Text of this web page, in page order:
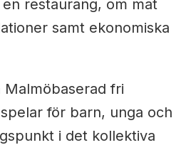
restaurang, om mat
samt ekonomiska
Malmöbaserad fri
för barn, unga och
i det kollektiva